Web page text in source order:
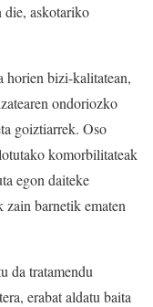
die, askotariko
horien bizi-kalitatean,
ondoriozko
goiztiarrek. Oso
komorbilitateak
egon daiteke
zain barnetik ematen
da tratamendu
erabat aldatu baita